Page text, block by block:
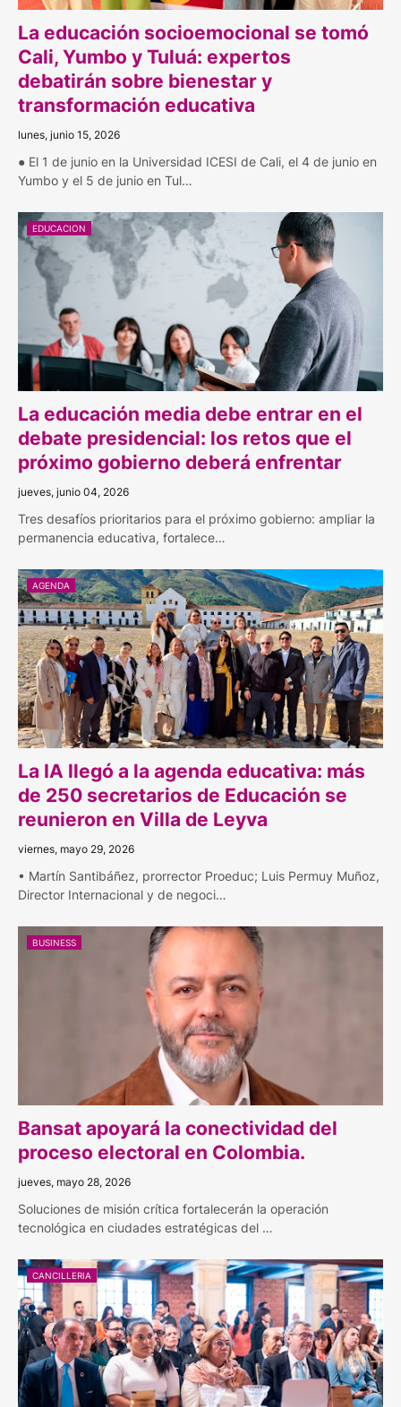
La educación socioemocional se tomó
Cali, Yumbo y Tuluá: expertos
debatirán sobre bienestar y
transformación educativa
lunes, junio 15, 2026
● El 1 de junio en la Universidad ICESI de Cali, el 4 de junio en
Yumbo y el 5 de junio en Tul…
EDUCACION
La educación media debe entrar en el
debate presidencial: los retos que el
próximo gobierno deberá enfrentar
jueves, junio 04, 2026
Tres desafíos prioritarios para el próximo gobierno: ampliar la
permanencia educativa, fortalece…
AGENDA
La IA llegó a la agenda educativa: más
de 250 secretarios de Educación se
reunieron en Villa de Leyva
viernes, mayo 29, 2026
• Martín Santibáñez, prorrector Proeduc; Luis Permuy Muñoz,
Director Internacional y de negoci…
BUSINESS
Bansat apoyará la conectividad del
proceso electoral en Colombia.
jueves, mayo 28, 2026
Soluciones de misión crítica fortalecerán la operación
tecnológica en ciudades estratégicas del …
CANCILLERIA